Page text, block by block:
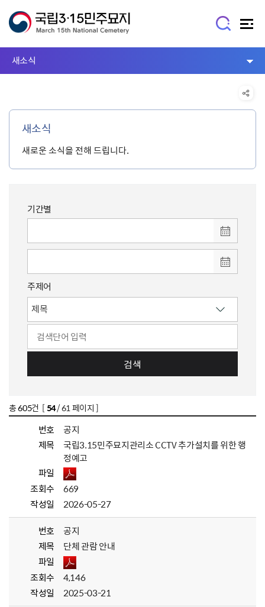
새소식
새소식
새로운 소식을 전해 드립니다.
기간별
주제어
검색
총605건 [54/ 61 페이지 ]
번호
공지
제목
국립3.15민주묘지관리소 CCTV 추가설치를 위한 행
정예고
파일
조회수
669
작성일
2026-05-27
번호
공지
제목
단체 관람 안내
파일
조회수
4,146
작성일
2025-03-21